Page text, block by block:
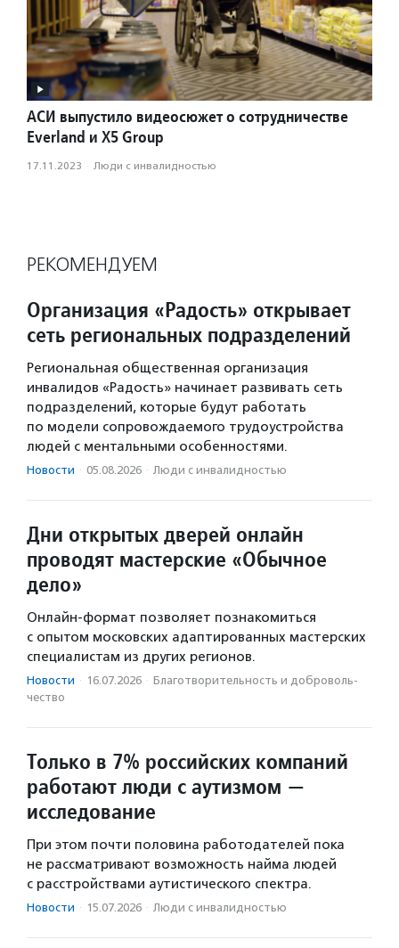
АСИ выпустило видеосюжет о сотрудничестве
Everland и X5 Group
17.11.2023 · Люди с инвалидностью
РЕКОМЕНДУЕМ
Организация «Радость» открывает
сеть региональных подразделений
Региональная общественная организация
инвалидов «Радость» начинает развивать сеть
подразделений, которые будут работать
по модели сопровождаемого трудоустройства
людей с ментальными особенностями.
Новости · 05.08.2026 · Люди с инвалидностью
Дни открытых дверей онлайн
проводят мастерские «Обычное
дело»
Онлайн-формат позволяет познакомиться
с опытом московских адаптированных мастерских
специалистам из других регионов.
Новости · 16.07.2026 · Благотвори­тель­ность и доброволь­
чест­во
Только в 7% российских компаний
работают люди с аутизмом —
исследование
При этом почти половина работодателей пока
не рассматривают возможность найма людей
с расстройствами аутистического спектра.
Новости · 15.07.2026 · Люди с инвалидностью